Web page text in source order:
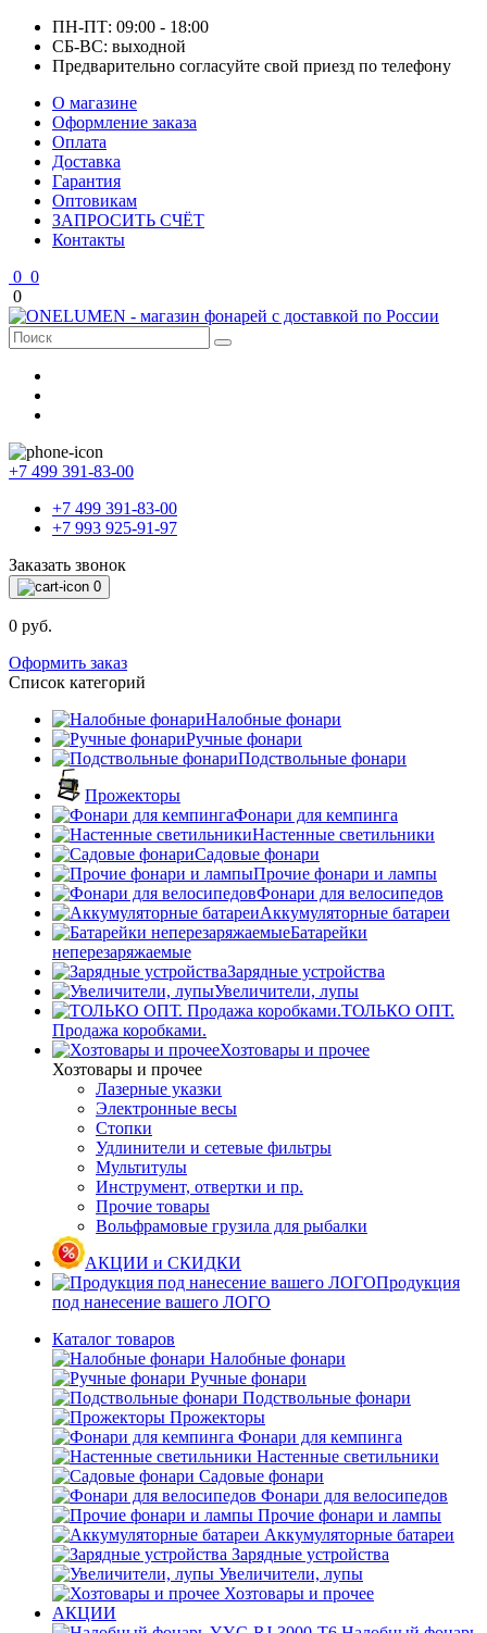
ПН-ПТ: 09:00 - 18:00
СБ-ВС: выходной
Предварительно согласуйте свой приезд по телефону
О магазине
Оформление заказа
Оплата
Доставка
Гарантия
Оптовикам
ЗАПРОСИТЬ СЧЁТ
Контакты
0 0
0
+7 499 391-83-00
+7 499 391-83-00
+7 993 925-91-97
Заказать звонок
0
0 руб.
Оформить заказ
Список категорий
Налобные фонари
Ручные фонари
Подствольные фонари
Прожекторы
Фонари для кемпинга
Настенные светильники
Садовые фонари
Прочие фонари и лампы
Фонари для велосипедов
Аккумуляторные батареи
Батарейки
неперезаряжаемые
Зарядные устройства
Увеличители, лупы
ТОЛЬКО ОПТ.
Продажа коробками.
Хозтовары и прочее
Хозтовары и прочее
Лазерные указки
Электронные весы
Стопки
Удлинители и сетевые фильтры
Мультитулы
Инструмент, отвертки и пр.
Прочие товары
Вольфрамовые грузила для рыбалки
АКЦИИ и СКИДКИ
Продукция
под нанесение вашего ЛОГО
Каталог товаров
Налобные фонари
Ручные фонари
Подствольные фонари
Прожекторы
Фонари для кемпинга
Настенные светильники
Садовые фонари
Фонари для велосипедов
Прочие фонари и лампы
Аккумуляторные батареи
Зарядные устройства
Увеличители, лупы
Хозтовары и прочее
АКЦИИ